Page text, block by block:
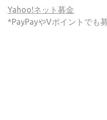
Yahoo!ネット募金
*PayPayやVポイントでも